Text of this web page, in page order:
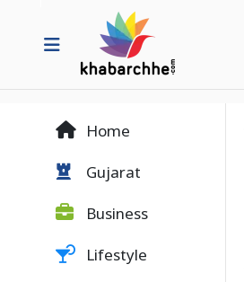
Home
Gujarat
Business
Lifestyle